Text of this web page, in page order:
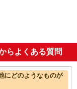
らよくある質問
にどのようなものが